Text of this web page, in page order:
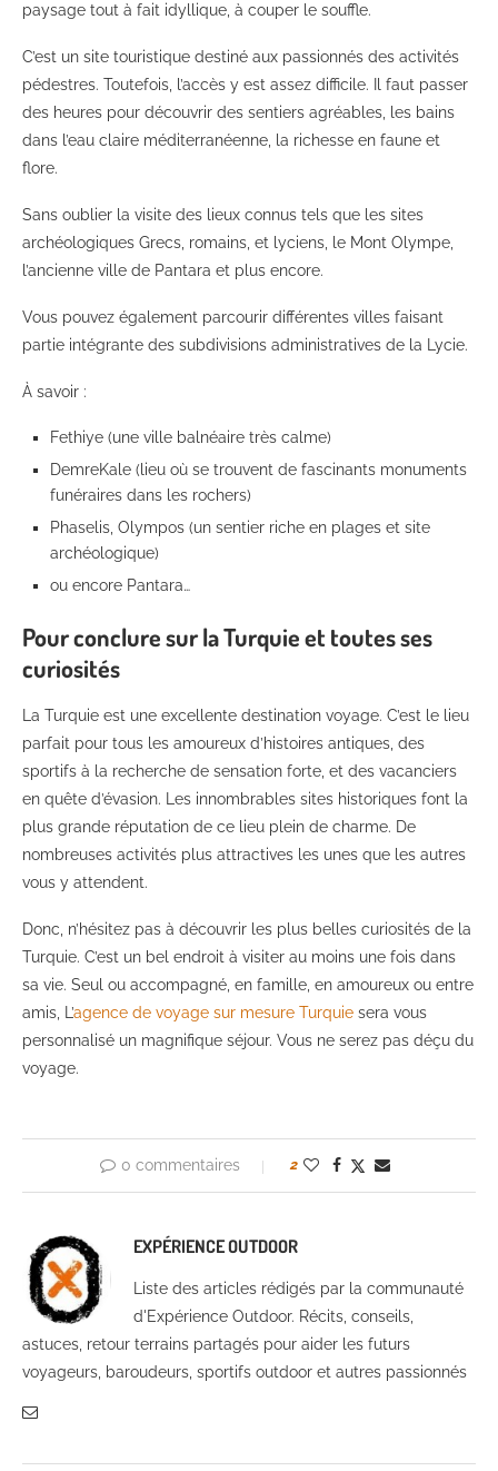
paysage tout à fait idyllique, à couper le souffle.
C’est un site touristique destiné aux passionnés des activités
pédestres. Toutefois, l’accès y est assez difficile. Il faut passer
des heures pour découvrir des sentiers agréables, les bains
dans l’eau claire méditerranéenne, la richesse en faune et
flore.
Sans oublier la visite des lieux connus tels que les sites
archéologiques Grecs, romains, et lyciens, le Mont Olympe,
l’ancienne ville de Pantara et plus encore.
Vous pouvez également parcourir différentes villes faisant
partie intégrante des subdivisions administratives de la Lycie.
À savoir :
Fethiye (une ville balnéaire très calme)
DemreKale (lieu où se trouvent de fascinants monuments
funéraires dans les rochers)
Phaselis, Olympos (un sentier riche en plages et site
archéologique)
ou encore Pantara…
Pour conclure sur la Turquie et toutes ses
curiosités
La Turquie est une excellente destination voyage. C’est le lieu
parfait pour tous les amoureux d’histoires antiques, des
sportifs à la recherche de sensation forte, et des vacanciers
en quête d’évasion. Les innombrables sites historiques font la
plus grande réputation de ce lieu plein de charme. De
nombreuses activités plus attractives les unes que les autres
vous y attendent.
Donc, n’hésitez pas à découvrir les plus belles curiosités de la
Turquie. C’est un bel endroit à visiter au moins une fois dans
sa vie. Seul ou accompagné, en famille, en amoureux ou entre
amis, L’agence de voyage sur mesure Turquie sera vous
personnalisé un magnifique séjour. Vous ne serez pas déçu du
voyage.
0 commentaires 2
EXPÉRIENCE OUTDOOR
Liste des articles rédigés par la communauté
d'Expérience Outdoor. Récits, conseils,
astuces, retour terrains partagés pour aider les futurs
voyageurs, baroudeurs, sportifs outdoor et autres passionnés